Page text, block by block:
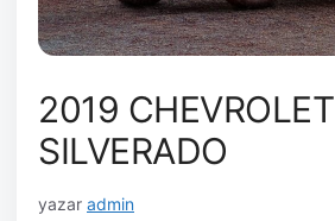
2019 CHEVROLET
SILVERADO
yazar admin